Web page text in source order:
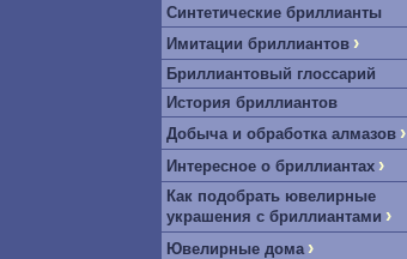
Синтетические бриллианты
Имитации бриллиантов ›
Бриллиантовый глоссарий
История бриллиантов
Добыча и обработка алмазов ›
Интересное о бриллиантах ›
Как подобрать ювелирные
украшения с бриллиантами ›
Ювелирные дома ›